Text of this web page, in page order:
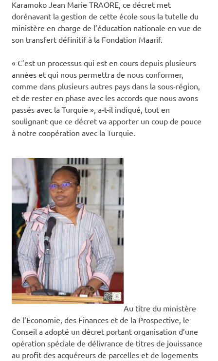
Karamoko Jean Marie TRAORE, ce décret met
dorénavant la gestion de cette école sous la tutelle du
ministère en charge de l’éducation nationale en vue de
son transfert définitif à la Fondation Maarif.
« C’est un processus qui est en cours depuis plusieurs
années et qui nous permettra de nous conformer,
comme dans plusieurs autres pays dans la sous-région,
et de rester en phase avec les accords que nous avons
passés avec la Turquie », a-t-il indiqué, tout en
soulignant que ce décret va apporter un coup de pouce
à notre coopération avec la Turquie.
Au titre du ministère
de l’Economie, des Finances et de la Prospective, le
Conseil a adopté un décret portant organisation d’une
opération spéciale de délivrance de titres de jouissance
au profit des acquéreurs de parcelles et de logements